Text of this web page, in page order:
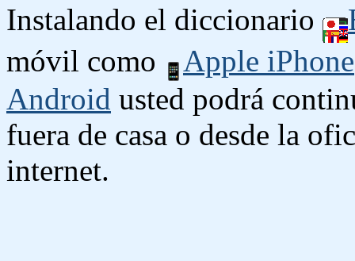
Instalando el diccionario
móvil como
Apple iPhone
Android usted podrá
fuera de casa o desde la
internet.